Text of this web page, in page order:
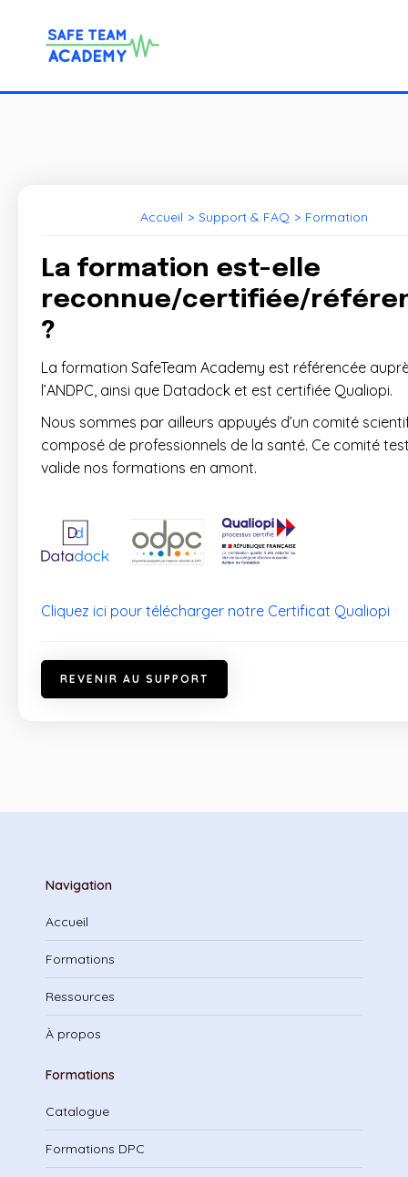
Accueil > Support & FAQ > Formation
La formation est-elle
reconnue/certifiée/
?
La formation SafeTeam Academy est référencée
l’ANDPC, ainsi que Datadock et est certifiée Qualiopi.
Nous sommes par ailleurs appuyés d’un comité
composé de professionnels de la santé. Ce comité
valide nos formations en amont.
Cliquez ici pour télécharger notre Certificat Qualiopi
RE VE NIR AU S UPPORT
Navigation
Accueil
Formations
Ressources
À propos
Formations
Catalogue
Formations DPC